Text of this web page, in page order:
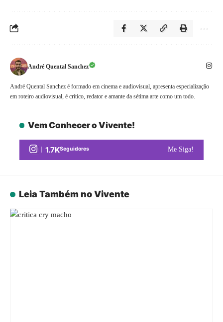
André Quental Sanchez
André Quental Sanchez é formado em cinema e audiovisual, apresenta especialização
em roteiro audiovisual, é crítico, redator e amante da sétima arte como um todo.
Vem Conhecer o Vivente!
1.7KSeguidores Me Siga!
Leia Também no Vivente